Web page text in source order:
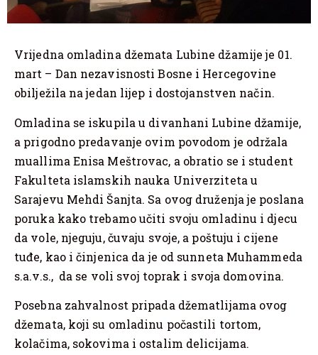
Vrijedna omladina džemata Lubine džamije je 01.
mart – Dan nezavisnosti Bosne i Hercegovine
obilježila na jedan lijep i dostojanstven način.
Omladina se iskupila u divanhani Lubine džamije,
a prigodno predavanje ovim povodom je održala
muallima Enisa Meštrovac, a obratio se i student
Fakulteta islamskih nauka Univerziteta u
Sarajevu Mehdi Šanjta. Sa ovog druženja je poslana
poruka kako trebamo učiti svoju omladinu i djecu
da vole, njeguju, čuvaju svoje, a poštuju i cijene
tuđe, kao i činjenica da je od sunneta Muhammeda
s.a.v.s., da se voli svoj toprak i svoja domovina.
Posebna zahvalnost pripada džematlijama ovog
džemata, koji su omladinu počastili tortom,
kolačima, sokovima i ostalim delicijama.